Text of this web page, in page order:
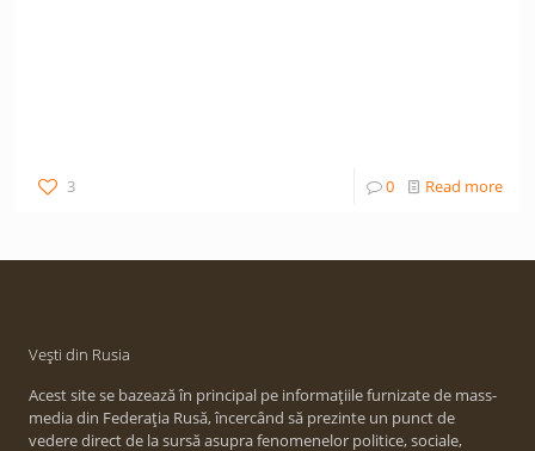
3 0 Read more
Vești din Rusia
Acest site se bazează în principal pe informațiile furnizate de mass-
media din Federația Rusă, încercând să prezinte un punct de
vedere direct de la sursă asupra fenomenelor politice, sociale,